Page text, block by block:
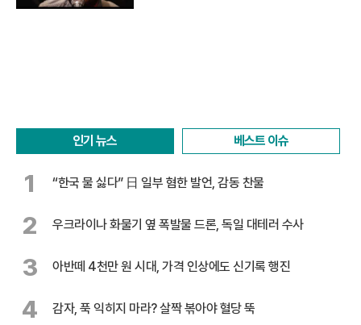
인기 뉴스 베스트 이슈
1 “한국 물 싫다” 日 일부 혐한 발언, 감동 찬물
2 우크라이나 화물기 옆 폭발물 드론, 독일 대테러 수사
3 아반떼 4천만 원 시대, 가격 인상에도 신기록 행진
4 감자, 푹 익히지 마라? 살짝 볶아야 혈당 뚝